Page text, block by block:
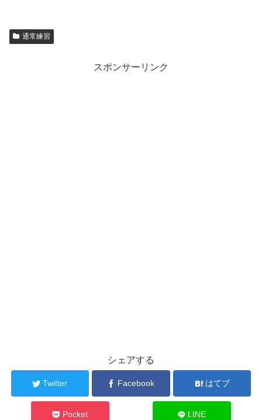
通常練習
スポンサーリンク
シェアする
Twitter Facebook はてブ
Pocket LINE